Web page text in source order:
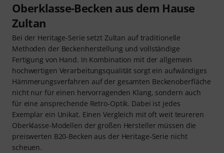
Oberklasse-Becken aus dem Hause
Zultan
Bei der Heritage-Serie setzt Zultan auf traditionelle
Methoden der Beckenherstellung und vollständige
Fertigung von Hand. In Kombination mit der allgemein
hochwertigen Verarbeitungsqualität sorgt ein aufwändiges
Hämmerungsverfahren auf der gesamten Beckenoberfläche
nicht nur für einen hervorragenden Klang, sondern auch
für eine ansprechende Retro-Optik. Dabei ist jedes
Exemplar ein Unikat. Einen Vergleich mit oft weit teureren
Oberklasse-Modellen der großen Hersteller müssen die
preiswerten B20-Becken aus der Heritage-Serie nicht
scheuen.